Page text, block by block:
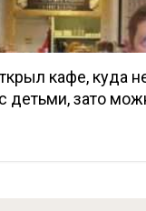
кафе, куда
детьми, зато